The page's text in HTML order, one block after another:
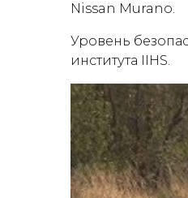
Nissan Murano.
Уровень
института IIHS.